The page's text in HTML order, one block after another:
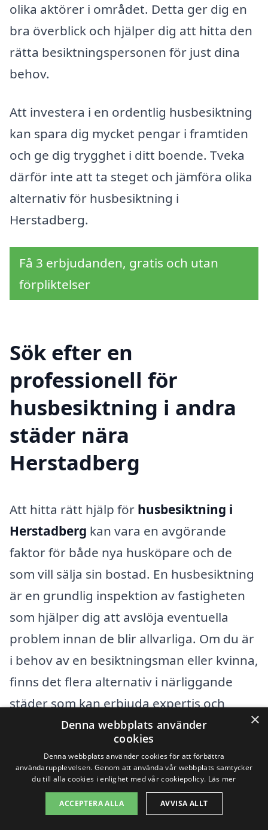
olika aktörer i området. Detta ger dig en
bra överblick och hjälper dig att hitta den
rätta besiktningspersonen för just dina
behov.
Att investera i en ordentlig husbesiktning
kan spara dig mycket pengar i framtiden
och ge dig trygghet i ditt boende. Tveka
därför inte att ta steget och jämföra olika
alternativ för husbesiktning i
Herstadberg.
Få 3 erbjudanden, gratis och utan
förpliktelser
Sök efter en
professionell för
husbesiktning i andra
städer nära
Herstadberg
Att hitta rätt hjälp för husbesiktning i
Herstadberg kan vara en avgörande
faktor för både nya husköpare och de
som vill sälja sin bostad. En husbesiktning
är en grundlig inspektion av fastigheten
som hjälper dig att avslöja eventuella
problem innan de blir allvarliga. Om du är
i behov av en besiktningsman eller kvinna,
finns det flera alternativ i närliggande
städer som kan erbjuda expertis och
professionell service. Kolla gärna in
följande städer för att hitta en
besiktningsspecialist:
Norrköping
×
Denna webbplats använder
cookies
Denna webbplats använder cookies för att förbättra
användarupplevelsen. Genom att använda vår webbplats samtycker
du till alla cookies i enlighet med vår cookiepolicy. Läs mer
ACCEPTERA ALLA AVVISA ALLT